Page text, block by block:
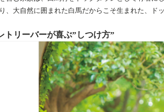
、大自然に囲まれた白馬だからこそ生まれた、ド
トリーバーが喜ぶ”しつけ方”